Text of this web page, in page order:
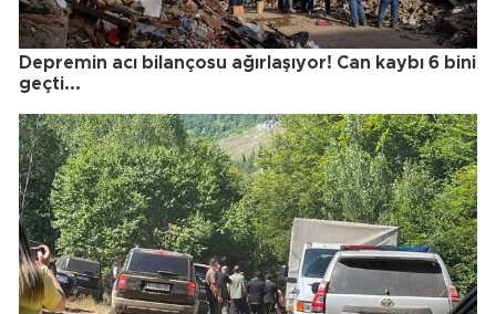
Depremin acı bilançosu ağırlaşıyor! Can kaybı 6 bini
geçti...